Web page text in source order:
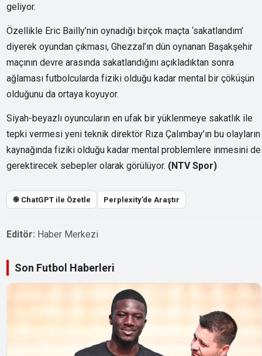
geliyor.
Özellikle Eric Bailly’nin oynadığı birçok maçta ‘sakatlandım’
diyerek oyundan çıkması, Ghezzal’ın dün oynanan Başakşehir
maçının devre arasında sakatlandığını açıkladıktan sonra
ağlaması futbolcularda fiziki olduğu kadar mental bir çöküşün
olduğunu da ortaya koyuyor.
Siyah-beyazlı oyuncuların en ufak bir yüklenmeye sakatlık ile
tepki vermesi yeni teknik direktör Rıza Çalımbay’ın bu olayların
kaynağında fiziki olduğu kadar mental problemlere inmesini de
gerektirecek sebepler olarak görülüyor. (NTV Spor)
֎ ChatGPT ile Özetle Perplexity’de Araştır
Editör: Haber Merkezi
Son Futbol Haberleri